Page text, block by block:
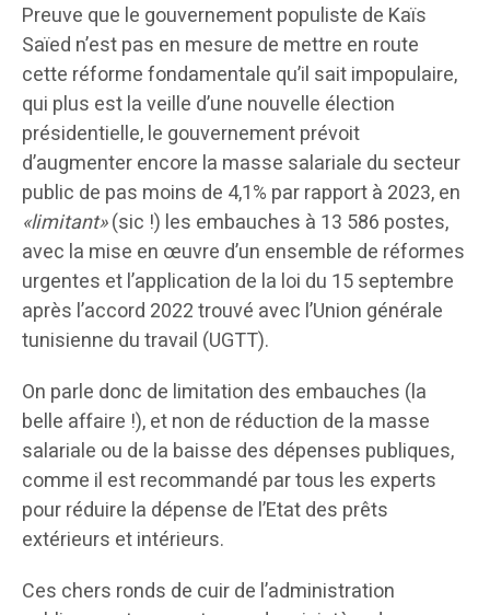
Preuve que le gouvernement populiste de Kaïs
Saïed n’est pas en mesure de mettre en route
cette réforme fondamentale qu’il sait impopulaire,
qui plus est la veille d’une nouvelle élection
présidentielle, le gouvernement prévoit
d’augmenter encore la masse salariale du secteur
public de pas moins de 4,1% par rapport à 2023, en
«limitant»(sic !) les embauches à 13 586 postes,
avec la mise en œuvre d’un ensemble de réformes
urgentes et l’application de la loi du 15 septembre
après l’accord 2022 trouvé avec l’Union générale
tunisienne du travail (UGTT).
On parle donc de limitation des embauches (la
belle affaire !), et non de réduction de la masse
salariale ou de la baisse des dépenses publiques,
comme il est recommandé par tous les experts
pour réduire la dépense de l’Etat des prêts
extérieurs et intérieurs.
Ces chers ronds de cuir de l’administration